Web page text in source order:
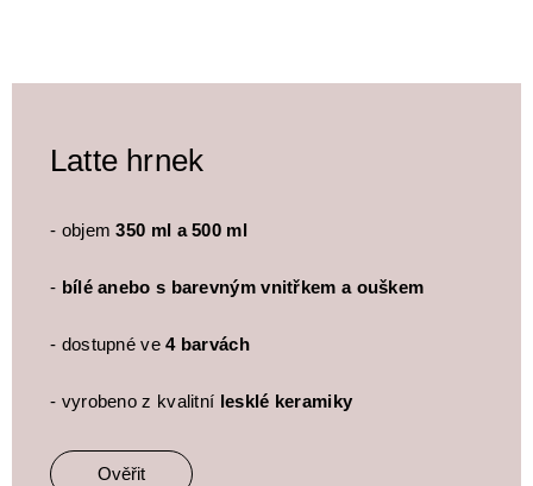
Latte hrnek
- objem350 ml a 500 ml
- bílé anebo s barevným vnitřkem a ouškem
- dostupné ve4 barvách
- vyrobeno z kvalitní lesklé keramiky
Ověřit